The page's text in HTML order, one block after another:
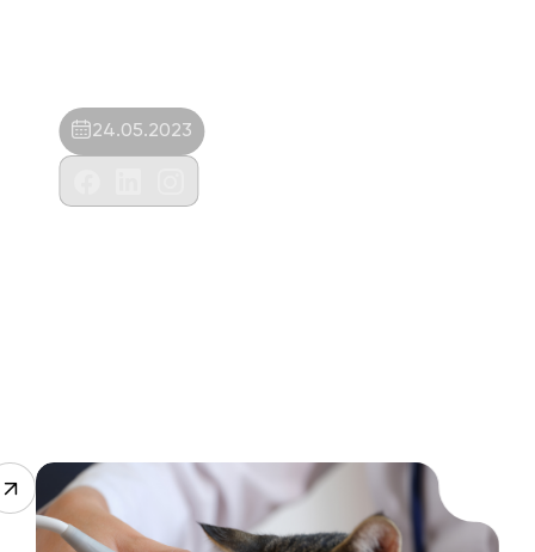
24.05.2023